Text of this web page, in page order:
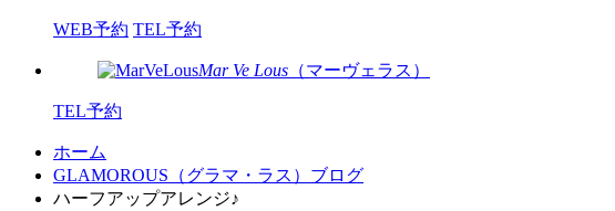
WEB予約 TEL予約
Mar Ve Lous （マーヴェラス）
TEL予約
ホーム
GLAMOROUS（グラマ・ラス）ブログ
ハーフアップアレンジ♪